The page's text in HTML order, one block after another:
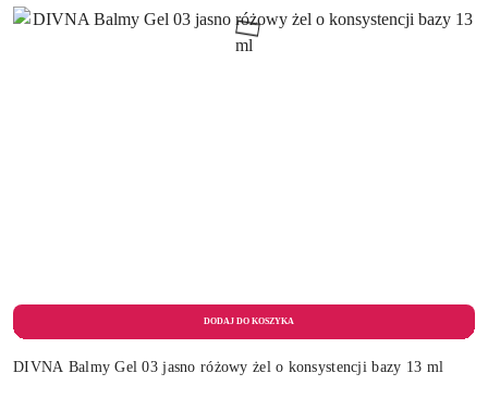
DIVNA Balmy Gel 03 jasno różowy żel o konsystencji bazy 13 ml